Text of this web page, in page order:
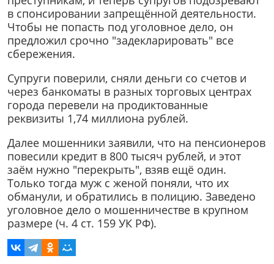
в спонсировании запрещённой деятельности.
Чтобы не попасть под уголовное дело, он
предложил срочно "задекларировать" все
сбережения.
Супруги поверили, сняли деньги со счетов и
через банкоматы в разных торговых центрах
города перевели на продиктованные
реквизиты 1,74 миллиона рублей.
Далее мошенники заявили, что на пенсионеров
повесили кредит в 800 тысяч рублей, и этот
заём нужно "перекрыть", взяв ещё один.
Только тогда муж с женой поняли, что их
обманули, и обратились в полицию. Заведено
уголовное дело о мошенничестве в крупном
размере (ч. 4 ст. 159 УК РФ).